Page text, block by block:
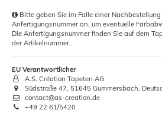
Bitte geben Sie im Falle einer
Anfertigungsnummer an, um eventuelle
Die Anfertigungsnummer finden Sie auf dem
der Artikelnummer.
EU Verantwortlicher
A.S. Création Tapeten AG
Südstraße 47, 51645 Gummersbach,
contact@as-creation.de
+49 22 61/5420